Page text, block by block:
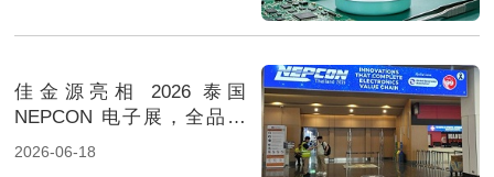
佳金源亮相 2026 泰国
NEPCON 电子展，全品类
焊料重磅展出，高性能锡膏
2026-06-18